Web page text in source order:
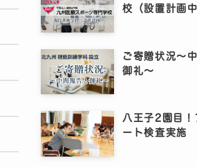
校（設置計画中
ご寄贈状況～
御礼～
八王子2園目！
ート検査実施